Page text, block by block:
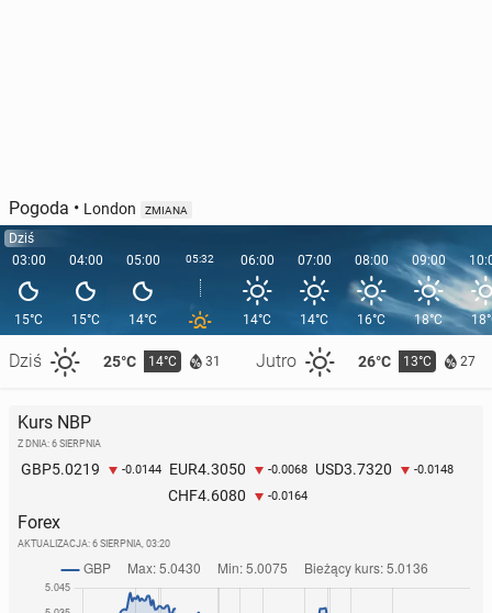
Pogoda • London ZMIANA
Dziś
03:00
15°C
Dziś 25°C 14°C 31 Jutro 26°C 13°C 27
04:00
15°C
05:00
14°C
05:32 06:00
14°C
07:00
14°C
08:00
16°C
09:00
18°C
Kurs NBP
Z DNIA: 6 SIERPNIA
GBP5.0219 -0.0144 EUR4.3050 -0.0068 USD3.7320 -0.0148
CHF4.6080 -0.0164
Forex
AKTUALIZACJA: 6 SIERPNIA, 03:20